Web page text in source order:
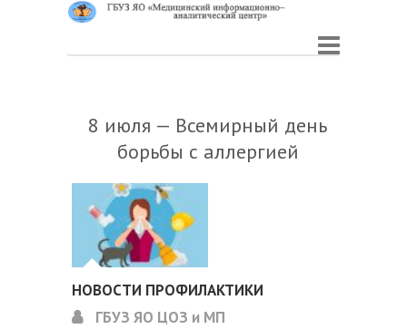
8 июля — Всемирный день
борьбы с аллергией
НОВОСТИ ПРОФИЛАКТИКИ
ГБУЗ ЯО ЦОЗ и МП